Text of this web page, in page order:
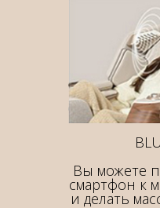
Вы можете
смартфон к
и делать